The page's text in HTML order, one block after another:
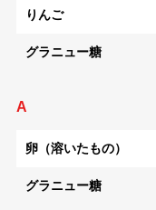
りんご
グラニュー糖
A
卵（溶いたもの）
グラニュー糖